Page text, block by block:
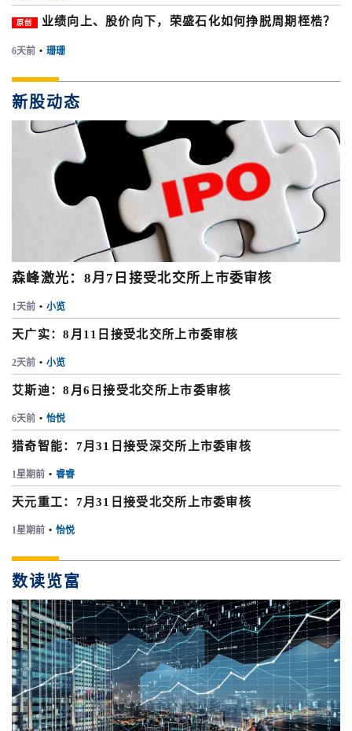
原创 业绩向上、股价向下，荣盛石化如何挣脱周期桎梏？
6天前 • 珊珊
新股动态
森峰激光：8月7日接受北交所上市委审核
1天前 • 小览
天广实：8月11日接受北交所上市委审核
2天前 • 小览
艾斯迪：8月6日接受北交所上市委审核
6天前 • 怡悦
猎奇智能：7月31日接受深交所上市委审核
1星期前 • 睿睿
天元重工：7月31日接受北交所上市委审核
1星期前 • 怡悦
数读览富